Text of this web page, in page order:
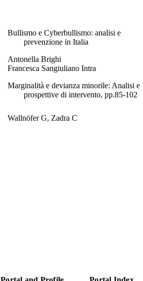
Bullismo e Cyberbullismo: analisi e
prevenzione in Italia
Antonella Brighi
Francesca Sangiuliano Intra
Marginalità e devianza minorile: Analisi e
prospettive di intervento, pp.85-102
Wallnöfer G, Zadra C